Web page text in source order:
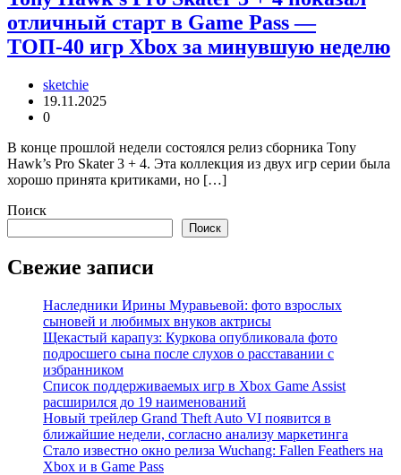
отличный старт в Game Pass —
ТОП-40 игр Xbox за минувшую неделю
sketchie
19.11.2025
0
В конце прошлой недели состоялся релиз сборника Tony
Hawk’s Pro Skater 3 + 4. Эта коллекция из двух игр серии была
хорошо принята критиками, но […]
Поиск
Поиск
Свежие записи
Наследники Ирины Муравьевой: фото взрослых
сыновей и любимых внуков актрисы
Щекастый карапуз: Куркова опубликовала фото
подросшего сына после слухов о расставании с
избранником
Список поддерживаемых игр в Xbox Game Assist
расширился до 19 наименований
Новый трейлер Grand Theft Auto VI появится в
ближайшие недели, согласно анализу маркетинга
Стало известно окно релиза Wuchang: Fallen Feathers на
Xbox и в Game Pass